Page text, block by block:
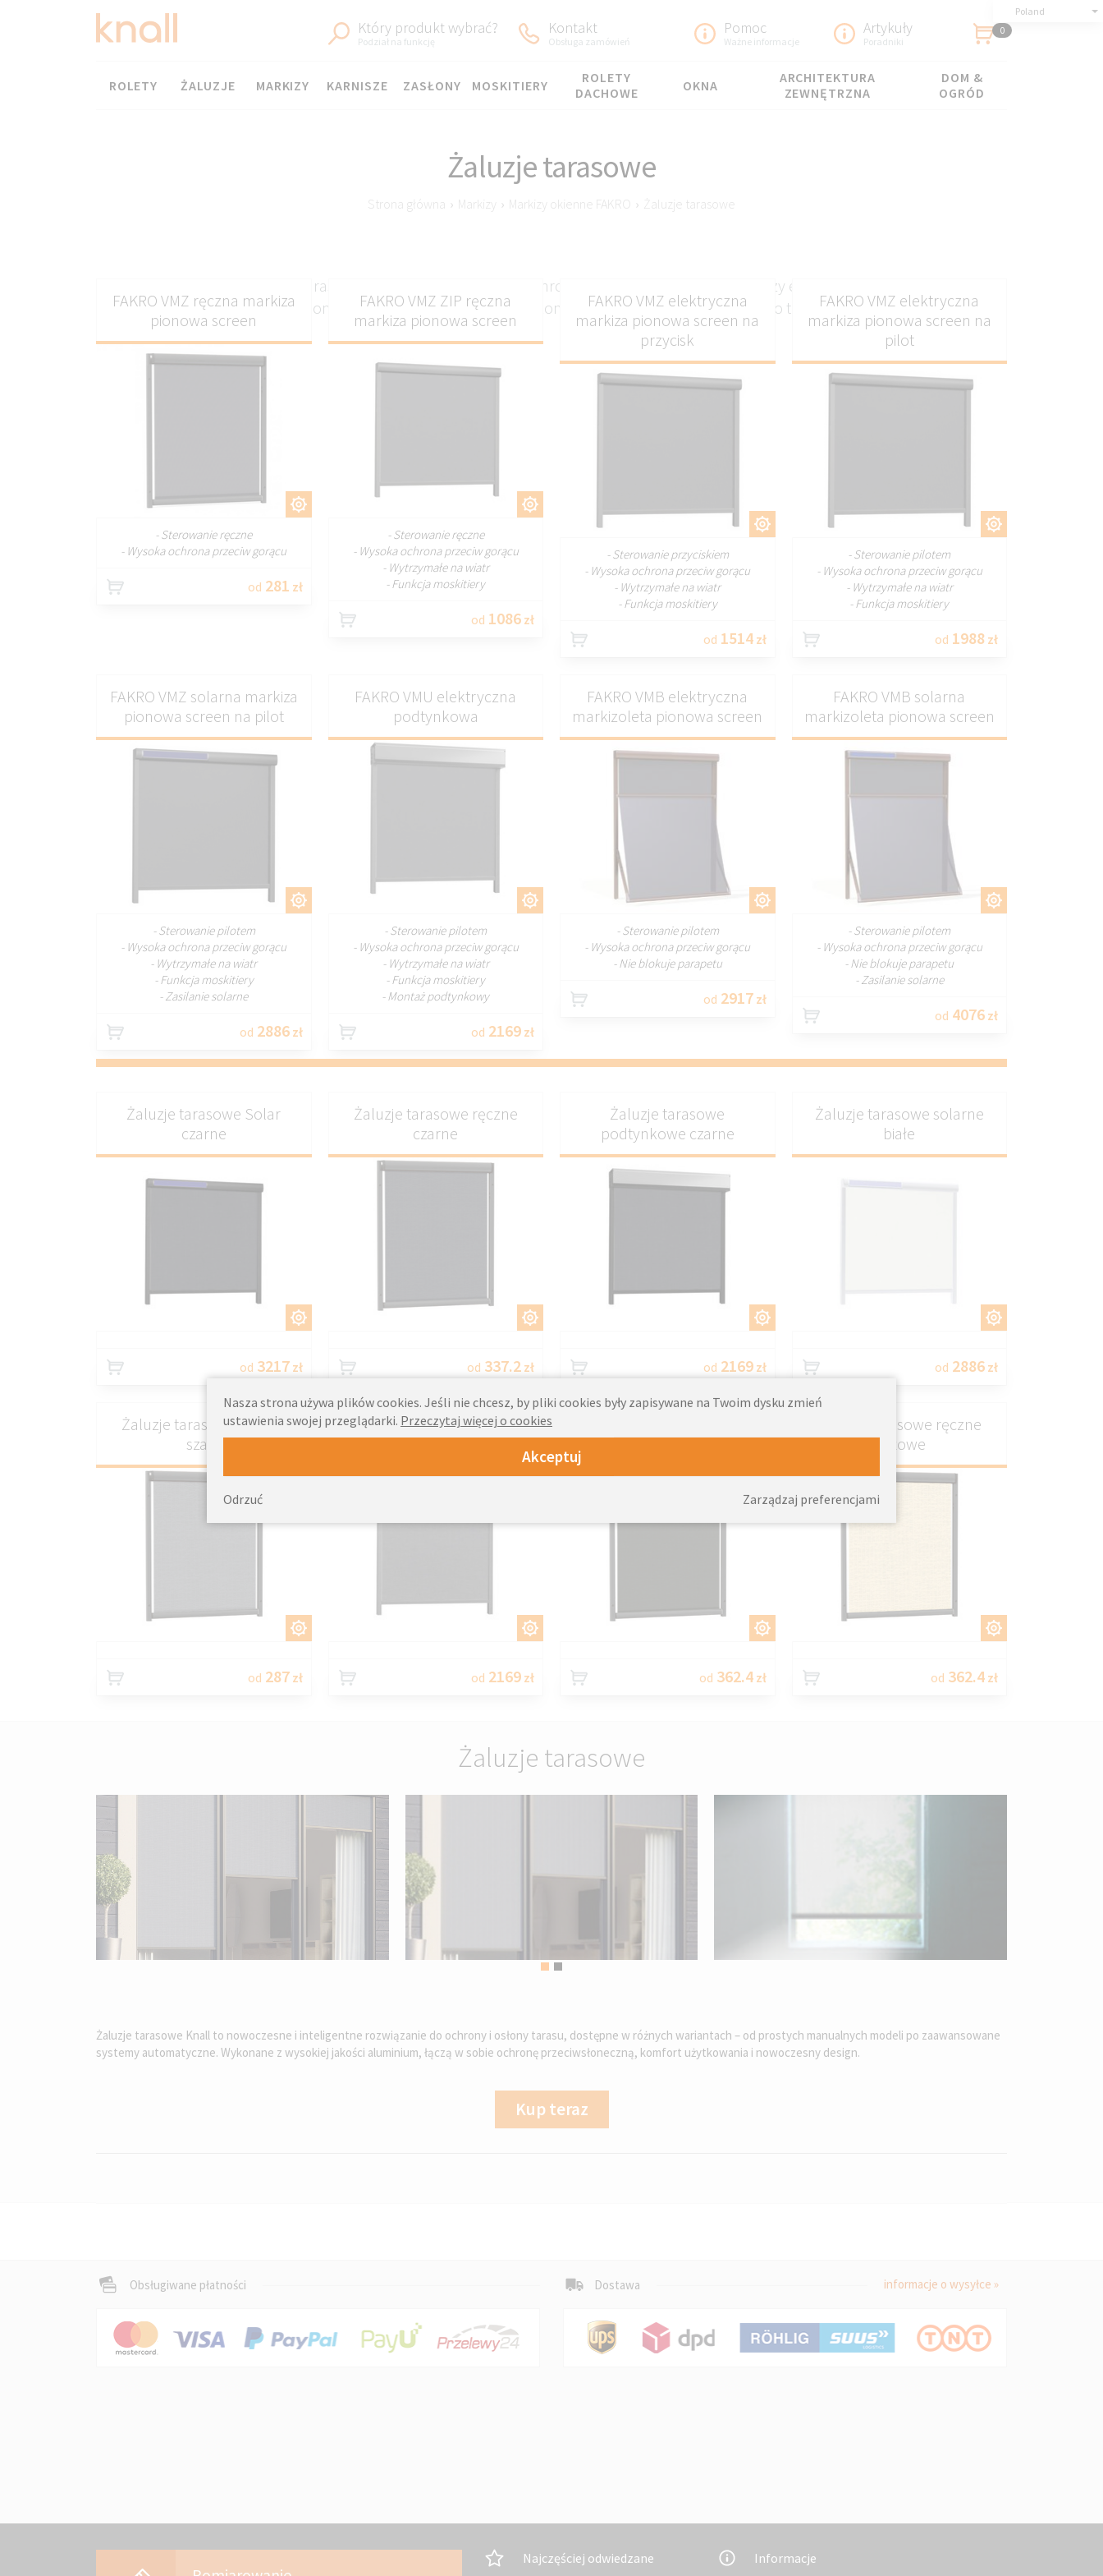
Poland
Który produkt wybrać?
Podział na funkcję
Kontakt
Obsługa zamówień
Pomoc
Ważne informacje
Artykuły
Poradniki
0
Menu KARNISZE
ROLETY ŻALUZJE MARKIZY ZASŁONY MOSKITIERY
ROLETY
DACHOWE
OKNA
ARCHITEKTURA
ZEWNĘTRZNA
DOM &
OGRÓD
Żaluzje tarasowe
Strona główna › Markizy › Markizy okienne FAKRO › Żaluzje tarasowe
Żaluzje tarasowe na wymiar – elegancka ochrona przeciwsłoneczna, która łączy estetykę z
funkcjonalnością. Stworzone z myślą o komforcie i dopasowane do każdego tarasu.
DOSTOSUJ
FAKRO VMZ ręczna markiza
pionowa screen
- Sterowanie ręczne
- Wysoka ochrona przeciw gorącu
od 281 zł
FAKRO VMZ ZIP ręczna
markiza pionowa screen
- Sterowanie ręczne
- Wysoka ochrona przeciw gorącu
- Wytrzymałe na wiatr
- Funkcja moskitiery
od 1086 zł
DOSTOSUJ
FAKRO VMZ elektryczna
markiza pionowa screen na
przycisk
- Sterowanie przyciskiem
- Wysoka ochrona przeciw gorącu
- Wytrzymałe na wiatr
- Funkcja moskitiery
od 1514zł
DOSTOSUJ
FAKRO VMZ elektryczna
markiza pionowa screen na
pilot
- Sterowanie pilotem
- Wysoka ochrona przeciw gorącu
- Wytrzymałe na wiatr
- Funkcja moskitiery
od 1988 zł
DOSTOSUJ
FAKRO VMZ solarna markiza
pionowa screen na pilot
- Sterowanie pilotem
- Wysoka ochrona przeciw gorącu
- Wytrzymałe na wiatr
- Funkcja moskitiery
- Zasilanie solarne
od 2886zł
FAKRO VMU elektryczna
podtynkowa
- Sterowanie pilotem
- Wysoka ochrona przeciw gorącu
- Wytrzymałe na wiatr
- Funkcja moskitiery
- Montaż podtynkowy
od 2169 zł
DOSTOSUJ
FAKRO VMB elektryczna
markizoleta pionowa screen
- Sterowanie pilotem
- Wysoka ochrona przeciw gorącu
- Nie blokuje parapetu
od 2917zł
DOSTOSUJ
FAKRO VMB solarna
markizoleta pionowa screen
- Sterowanie pilotem
- Wysoka ochrona przeciw gorącu
- Nie blokuje parapetu
- Zasilanie solarne
od 4076 zł
Żaluzje tarasowe Solar
czarne
od 3217zł
Żaluzje tarasowe ręczne
czarne
od 337.2 zł
Żaluzje tarasowe
podtynkowe czarne
od 2169zł
Żaluzje tarasowe solarne
białe
od 2886 zł
Żaluzje tarasowe ręczne
szare
od 287zł
Żaluzje tarasowe
podtynkowe antracyt
od 2169 zł
czarne
od 362.4zł
Żaluzje tarasowe ręczne
beżowe
od 362.4 zł
Żaluzje tarasowe
Żaluzje tarasowe Knall to nowoczesne i inteligentne rozwiązanie do ochrony i osłony tarasu, dostępne w różnych wariantach – od prostych manualnych modeli po zaawansowane
systemy automatyczne. Wykonane z wysokiej jakości aluminium, łączą w sobie ochronę przeciwsłoneczną, komfort użytkowania i nowoczesny design.
Kup teraz
Obsługiwane płatności Dostawa informacje o wysyłce »
Najczęściej odwiedzane Informacje
Nasza strona używa plików cookies. Jeśli nie chcesz, by pliki cookies były zapisywane na Twoim dysku zmień
ustawienia swojej przeglądarki. Przeczytaj więcej o cookies
Akceptuj
Zarządzaj preferencjami
Odrzuć